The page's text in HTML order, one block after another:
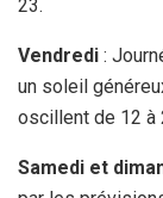
23.
Vendredi :
un soleil
oscillent de 12 à
Samedi et